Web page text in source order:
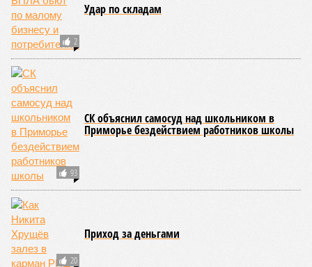
Украинскому
кандидату в
конгресс США
запретили
приходить на пляж
после драки
КОММЕНТАРИИ 0
Новости smi2.ru
Версия
крутой нрав – когда покажет снова?
Земля уже не раз показывала человечеству свой крутой
нрав – когда покажет снова?
Последние времена